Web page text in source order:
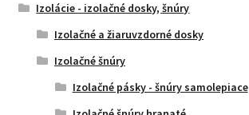
Izolácie - izolačné dosky, šnúry
Izolačné a žiaruvzdorné dosky
Izolačné šnúry
Izolačné pásky - šnúry samolepiace